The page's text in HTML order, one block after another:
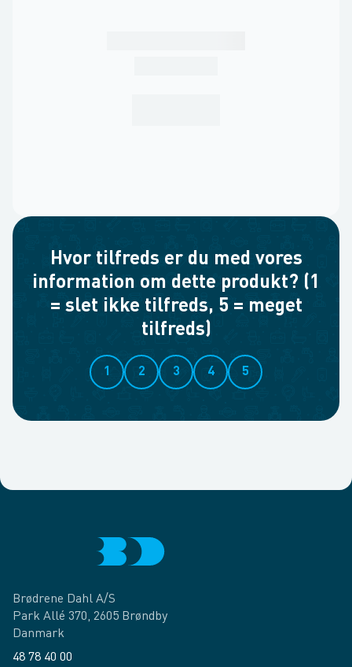
Hvor tilfreds er du med vores
information om dette produkt? (1
= slet ikke tilfreds, 5 = meget
tilfreds)
1 2 3 4 5
Brødrene Dahl A/S
Park Allé 370, 2605 Brøndby
Danmark
48 78 40 00